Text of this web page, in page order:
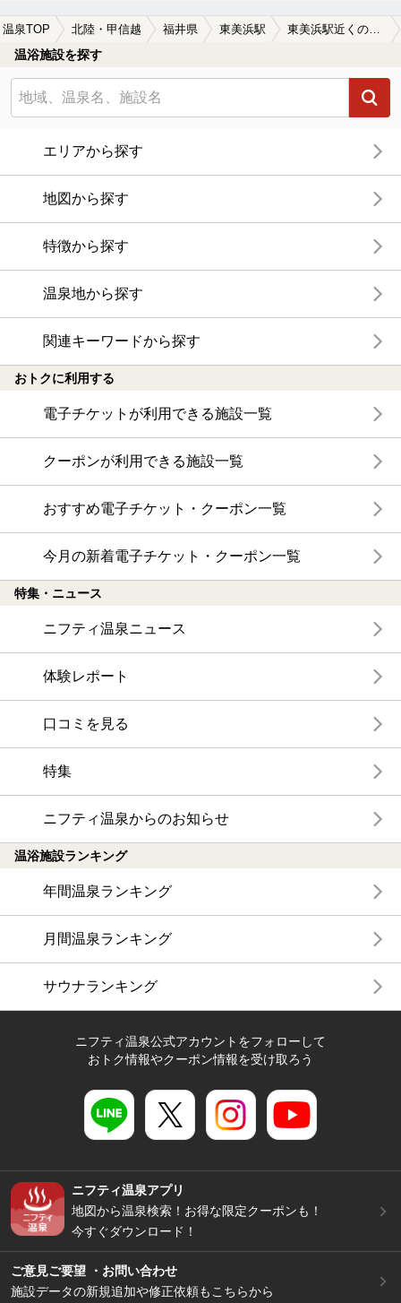
温泉TOP 北陸・甲信越 福井県 東美浜駅 東美浜駅近くの温泉宿・温泉旅館・ホテルおすすめ(2026年版)
温浴施設を探す
エリアから探す
地図から探す
特徴から探す
温泉地から探す
関連キーワードから探す
おトクに利用する
電子チケットが利用できる施設一覧
クーポンが利用できる施設一覧
おすすめ電子チケット・クーポン一覧
今月の新着電子チケット・クーポン一覧
特集・ニュース
ニフティ温泉ニュース
体験レポート
口コミを見る
特集
ニフティ温泉からのお知らせ
温浴施設ランキング
年間温泉ランキング
月間温泉ランキング
サウナランキング
ニフティ温泉公式アカウントをフォローして
おトク情報やクーポン情報を受け取ろう
ニフティ温泉アプリ
地図から温泉検索！お得な限定クーポンも！
今すぐダウンロード！
ご意見ご要望 ・お問い合わせ
施設データの新規追加や修正依頼もこちらから